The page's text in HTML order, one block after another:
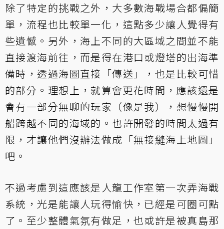
除了特定的挑戰之外，大多數海戰場合都偏簡
單，流程也比較單一化，這點多少讓人覺得有
些遺憾。另外，海上不同的大區域之間並不能
直接渡海前往，而是得在港口或燈塔的出海準
備時，透過海圖直接「傳送」，也是比較可惜
的部分。理想上，就算會更花時間，應該還是
會有一部分無聊的玩家（像是我），想慢慢開
船跨越不同的海域的。也許開發的時間太過有
限，才讓他們沒辦法做成「無接縫海上地圖」
吧。
不過考慮到這應該是人龍工作室第一次弄海戰
系統，光是能讓人玩得愉快，已經是可圈可點
了。至少整體氣氛有做足，也或許是被真島那